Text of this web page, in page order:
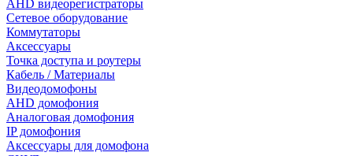
AHD видеорегистраторы
Сетевое оборудование
Коммутаторы
Аксессуары
Точка доступа и роутеры
Кабель / Материалы
Видеодомофоны
AHD домофония
Аналоговая домофония
IP домофония
Аксессуары для домофона